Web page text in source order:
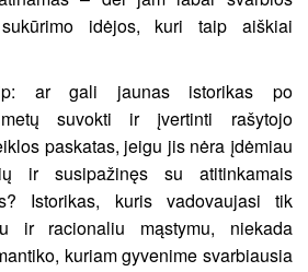
idėjos, kuri taip aiškiai
ar gali jaunas istorikas po
metų suvokti ir įvertinti rašytojo
paskatas, jeigu jis nėra įdėmiau
ir susipažinęs su atitinkamais
Istorikas, kuris vadovaujasi tik
ir racionaliu mąstymu, niekada
kuriam gyvenime svarbiausia